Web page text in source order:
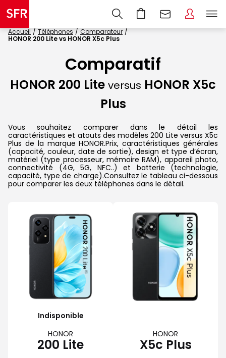
Accueil Téléphones
Comparateur
HONOR 200 Lite vs HONOR X5c Plus
Comparatif
HONOR 200 Lite versus HONOR X5c
Plus
Vous souhaitez comparer dans le détail les
caractéristiques et atouts des modèles 200 Lite versus X5c
Plus de la marque HONOR.Prix, caractéristiques générales
(capacité, couleur, date de sortie), design et type d’écran,
matériel (type processeur, mémoire RAM), appareil photo,
connectivité (4G, 5G, NFC..) et batterie (technologie,
capacité, type de charge).Consultez le tableau ci-dessous
pour comparer les deux téléphones dans le détail.
Indisponible
HONOR
200 Lite
HONOR
X5c Plus